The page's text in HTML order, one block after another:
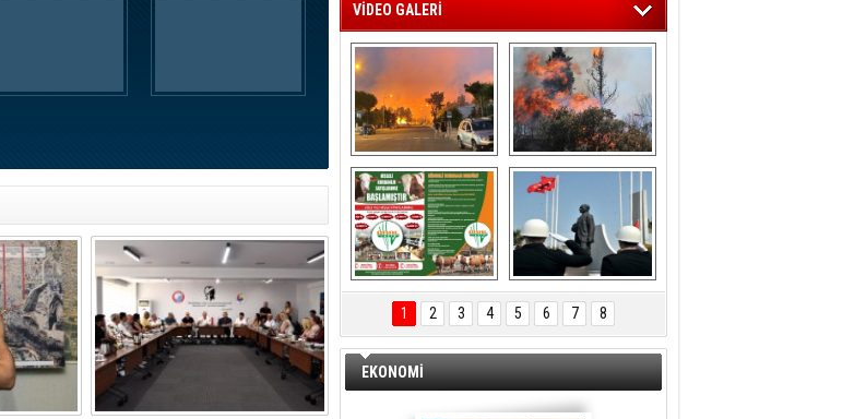
VİDEO GALERİ
Aliağa ‘da  otluk
alanda çıkan
yangın evlere
sıçramadan
söndürüldü
Aliağa'nın Ciğerleri
ÖNAL TARIM
TANITIM FİLMİ
Aliağa'da Polis
Haftası Kutlandı
1 2 3 4 5 6 7 8
EKONOMİ